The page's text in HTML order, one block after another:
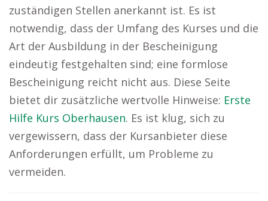
zuständigen Stellen anerkannt ist. Es ist
notwendig, dass der Umfang des Kurses und die
Art der Ausbildung in der Bescheinigung
eindeutig festgehalten sind; eine formlose
Bescheinigung reicht nicht aus. Diese Seite
bietet dir zusätzliche wertvolle Hinweise: Erste
Hilfe Kurs Oberhausen. Es ist klug, sich zu
vergewissern, dass der Kursanbieter diese
Anforderungen erfüllt, um Probleme zu
vermeiden.